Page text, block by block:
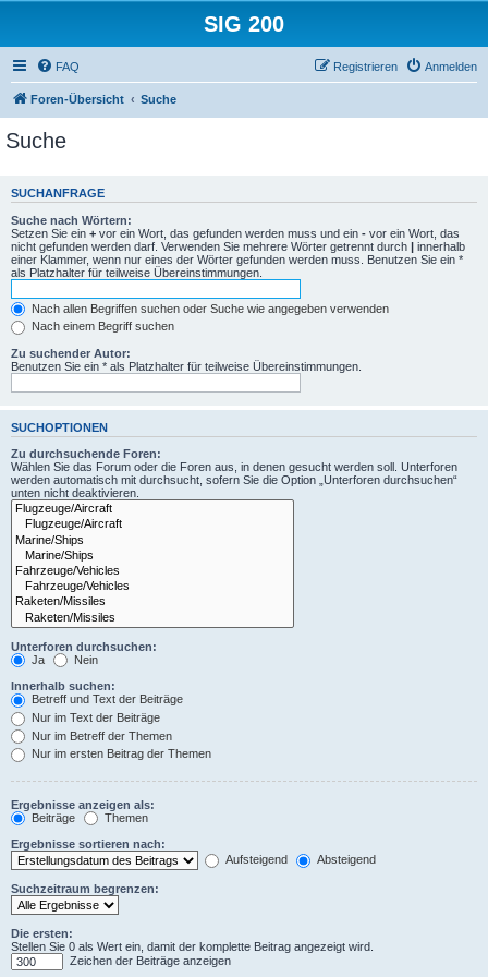
SIG 200
FAQ Anmelden
Registrieren
Foren-Übersicht Suche
Suche
SUCHANFRAGE
Suche nach Wörtern:
Setzen Sie ein + vor ein Wort, das gefunden werden muss und ein - vor ein Wort, das
nicht gefunden werden darf. Verwenden Sie mehrere Wörter getrennt durch | innerhalb
einer Klammer, wenn nur eines der Wörter gefunden werden muss. Benutzen Sie ein *
als Platzhalter für teilweise Übereinstimmungen.
Nach allen Begriffen suchen oder Suche wie angegeben verwenden
Nach einem Begriff suchen
Zu suchender Autor:
Benutzen Sie ein * als Platzhalter für teilweise Übereinstimmungen.
SUCHOPTIONEN
Zu durchsuchende Foren:
Wählen Sie das Forum oder die Foren aus, in denen gesucht werden soll. Unterforen
werden automatisch mit durchsucht, sofern Sie die Option „Unterforen durchsuchen“
unten nicht deaktivieren.
Unterforen durchsuchen:
Ja
Nein
Innerhalb suchen:
Betreff und Text der Beiträge
Nur im Text der Beiträge
Nur im Betreff der Themen
Nur im ersten Beitrag der Themen
Ergebnisse anzeigen als:
Beiträge
Themen
Ergebnisse sortieren nach:
Aufsteigend
Absteigend
Suchzeitraum begrenzen:
Die ersten:
Stellen Sie 0 als Wert ein, damit der komplette Beitrag angezeigt wird.
Zeichen der Beiträge anzeigen